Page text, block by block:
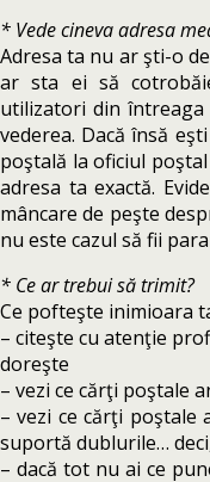
* Vede cineva adresa
Adresa ta nu ar şti-o
ar sta ei să
utilizatori din
vederea. Dacă însă
poştală la oficiul
adresa ta exactă.
mâncare de peşte
nu este cazul să fii
* Ce ar trebui să trimit?
Ce pofteşte inimioara
– citeşte cu atenţie
doreşte
– vezi ce cărţi poştale
– vezi ce cărţi poştale
suportă dublurile…
– dacă tot nu ai ce